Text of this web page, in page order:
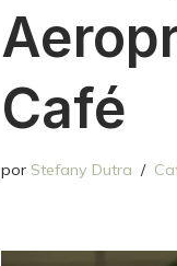
Café
por Stefany Dutra